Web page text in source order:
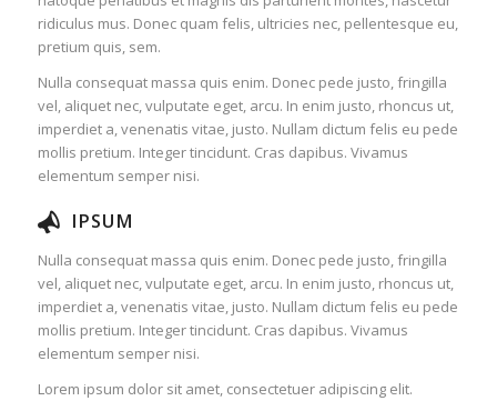
ridiculus mus. Donec quam felis, ultricies nec, pellentesque eu,
pretium quis, sem.
Nulla consequat massa quis enim. Donec pede justo, fringilla
vel, aliquet nec, vulputate eget, arcu. In enim justo, rhoncus ut,
imperdiet a, venenatis vitae, justo. Nullam dictum felis eu pede
mollis pretium. Integer tincidunt. Cras dapibus. Vivamus
elementum semper nisi.
IPSUM
Nulla consequat massa quis enim. Donec pede justo, fringilla
vel, aliquet nec, vulputate eget, arcu. In enim justo, rhoncus ut,
imperdiet a, venenatis vitae, justo. Nullam dictum felis eu pede
mollis pretium. Integer tincidunt. Cras dapibus. Vivamus
elementum semper nisi.
Lorem ipsum dolor sit amet, consectetuer adipiscing elit.